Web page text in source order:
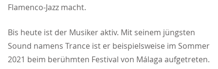
Flamenco-Jazz macht.
Bis heute ist der Musiker aktiv. Mit seinem jüngsten
Sound namens Trance ist er beispielsweise im Sommer
2021 beim berühmten Festival von Málaga aufgetreten.